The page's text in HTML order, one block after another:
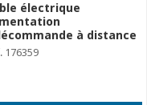
électrique
à distance
176359